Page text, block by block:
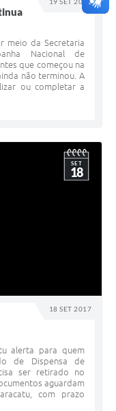
meio da Secretaria
Nacional de
que começou na
não terminou. A
ou completar a
18 SET 2017
SET
18
alerta para quem
de Dispensa de
ser retirado no
aguardam
com prazo